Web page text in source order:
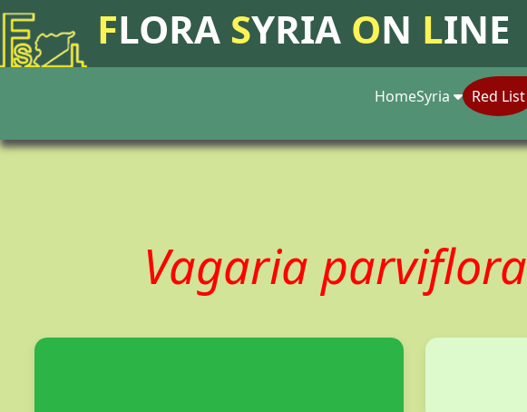
FLORA SYRIA ON LINE
HomeSyria Red List
Vagaria parviflora